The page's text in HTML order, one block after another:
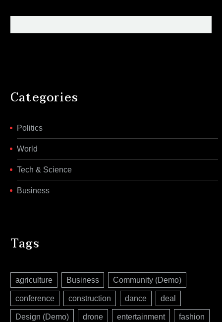
Categories
Politics
World
Tech & Science
Business
Tags
agriculture Business Community (Demo)
conference construction dance deal
Design (Demo) drone entertainment fashion